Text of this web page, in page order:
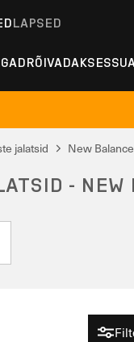
LAPSED
RÕIVAD
jalatsid New
-